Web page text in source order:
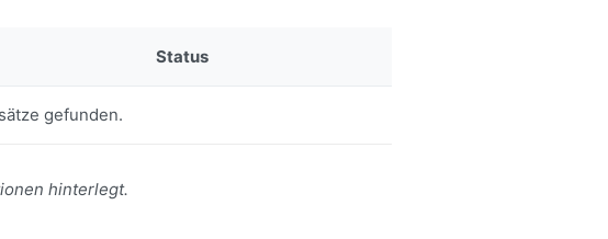
Status
gefunden.
hinterlegt.